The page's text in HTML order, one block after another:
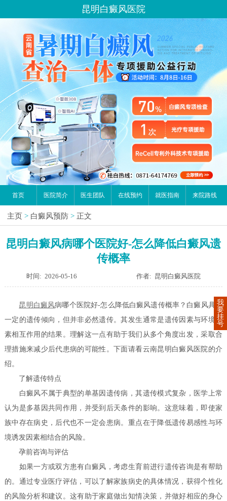
昆明白癜风医院
首页 医院简介 医生团队 在线预约 就医指南 来院路线
主页 > 白癜风预防 > 正文
昆明白癜风病哪个医院好-怎么降低白癜风遗
传概率
时间: 2026-05-16 作者: 昆明白癜风医院
昆明 白癜风病哪个医院好-怎么降低白癜风遗传概率？白癜风具有
一定的遗传倾向，但并非必然遗传。其发生通常是遗传因素与环境因
素相互作用的结果。理解这一点有助于我们从多个角度出发，采取合
理措施来减少后代患病的可能性。下面请看云南昆明白癜风医院的介
绍。
了解遗传特点
白癜风不属于典型的单基因遗传病，其遗传模式复杂，医学上常
认为是多基因共同作用，并受到后天条件的影响。这意味着，即使家
族中存在病史，后代也不一定会患病。重点在于降低遗传易感性与环
境诱发因素相结合的风险。
孕前咨询与评估
如果一方或双方患有白癜风，考虑生育前进行遗传咨询是有帮助
的。通过专业医疗评估，可以了解家族病史的具体情况，获得个性化
的风险分析和建议。这有助于家庭做出知情决策，并做好相应的身心
我
要
挂
号